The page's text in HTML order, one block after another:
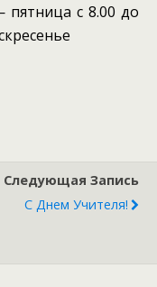
с 8.00 до
Следующая Запись
С Днем Учителя!